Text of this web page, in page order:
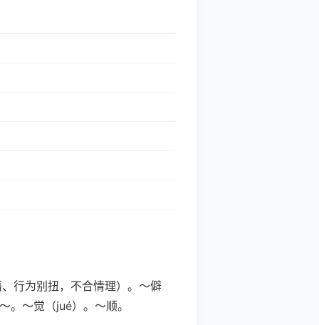
行为别扭，不合情理）。～僻
。～觉（jué）。～顺。